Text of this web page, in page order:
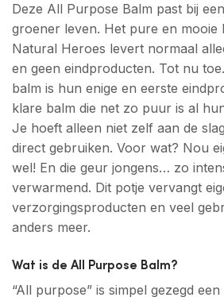
Deze All Purpose Balm past bij
groener leven. Het pure en mooie
Natural Heroes levert normaal
en geen eindproducten. Tot nu
balm is hun enige en eerste
klare balm die net zo puur is al
Je hoeft alleen niet zelf aan de
direct gebruiken. Voor wat? Nou
wel! En die geur jongens… zo
verwarmend. Dit potje vervangt
verzorgingsproducten en veel
anders meer.
Wat is de All Purpose Balm?
“All purpose” is simpel gezegd